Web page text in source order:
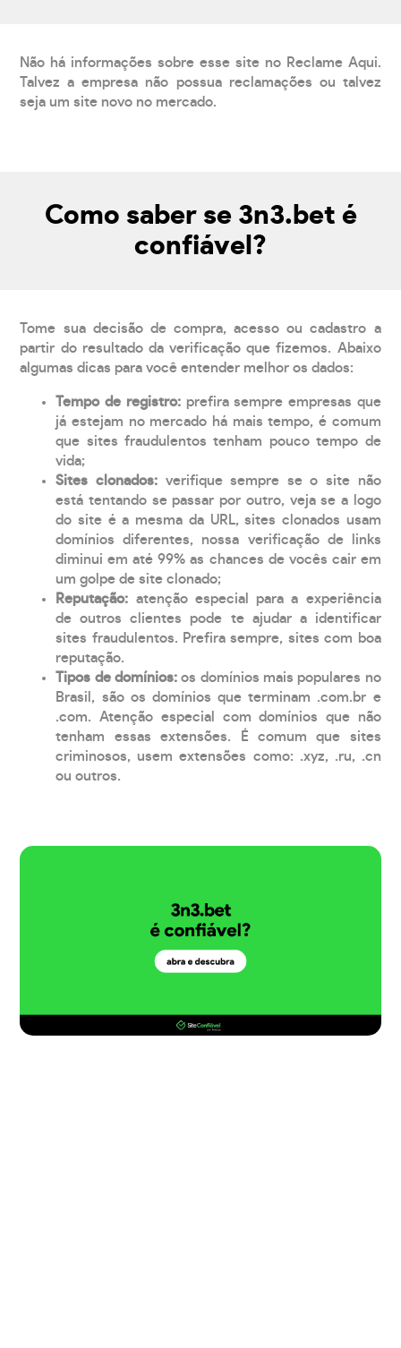
Não há informações sobre esse site no Reclame Aqui.
Talvez a empresa não possua reclamações ou talvez
seja um site novo no mercado.
Como saber se 3n3.bet é
confiável?
Tome sua decisão de compra, acesso ou cadastro a
partir do resultado da verificação que fizemos. Abaixo
algumas dicas para você entender melhor os dados:
Tempo de registro: prefira sempre empresas que
já estejam no mercado há mais tempo, é comum
que sites fraudulentos tenham pouco tempo de
vida;
Sites clonados: verifique sempre se o site não
está tentando se passar por outro, veja se a logo
do site é a mesma da URL, sites clonados usam
domínios diferentes, nossa verificação de links
diminui em até 99% as chances de vocês cair em
um golpe de site clonado;
Reputação: atenção especial para a experiência
de outros clientes pode te ajudar a identificar
sites fraudulentos. Prefira sempre, sites com boa
reputação.
Tipos de domínios:os domínios mais populares no
Brasil, são os domínios que terminam .com.br e
.com. Atenção especial com domínios que não
tenham essas extensões. É comum que sites
criminosos, usem extensões como: .xyz, .ru, .cn
ou outros.